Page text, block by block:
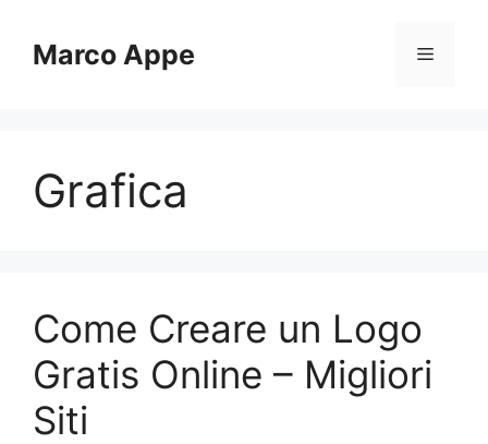
contenuto
Marco Appe Menu
Grafica
Come Creare un Logo
Gratis Online – Migliori
Siti